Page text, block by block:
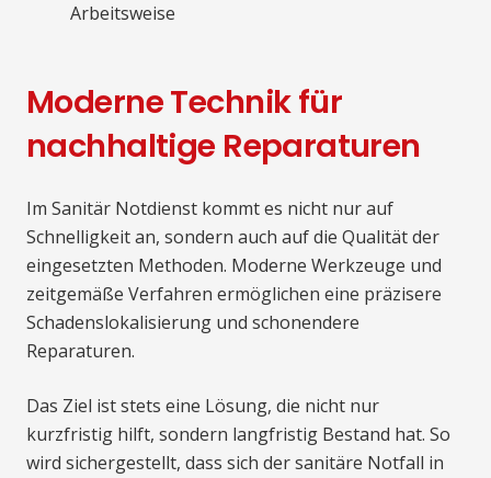
Arbeitsweise
Moderne Technik für
nachhaltige Reparaturen
Im Sanitär Notdienst kommt es nicht nur auf
Schnelligkeit an, sondern auch auf die Qualität der
eingesetzten Methoden. Moderne Werkzeuge und
zeitgemäße Verfahren ermöglichen eine präzisere
Schadenslokalisierung und schonendere
Reparaturen.
Das Ziel ist stets eine Lösung, die nicht nur
kurzfristig hilft, sondern langfristig Bestand hat. So
wird sichergestellt, dass sich der sanitäre Notfall in